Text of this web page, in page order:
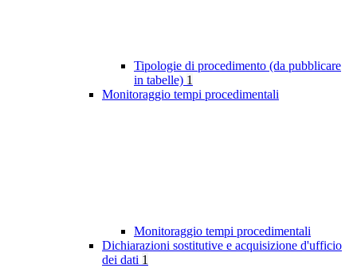
Tipologie di procedimento (da pubblicare
in tabelle) 1
Monitoraggio tempi procedimentali
Monitoraggio tempi procedimentali
Dichiarazioni sostitutive e acquisizione d'ufficio
dei dati 1